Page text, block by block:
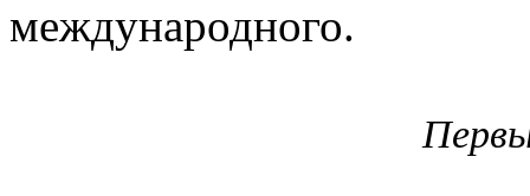
международного.